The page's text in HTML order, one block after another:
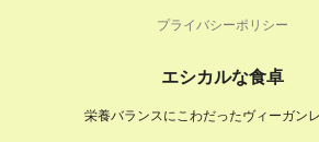
プライバシーポリシー
エシカルな食卓
栄養バランスにこわだったヴィーガン